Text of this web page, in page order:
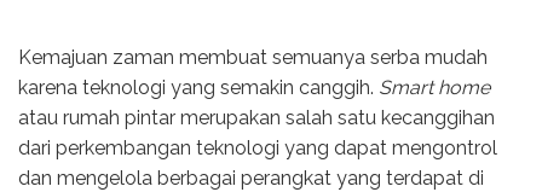
Kemajuan zaman membuat semuanya serba mudah
karena teknologi yang semakin canggih. Smart home
atau rumah pintar merupakan salah satu kecanggihan
dari perkembangan teknologi yang dapat mengontrol
dan mengelola berbagai perangkat yang terdapat di